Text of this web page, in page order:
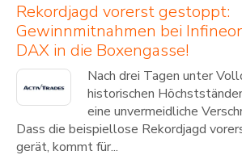
Rekordjagd vorerst gestoppt:
Gewinnmitnahmen bei
DAX in die Boxengasse!
Nach drei Tagen unter
historischen
eine unvermeidliche
Dass die beispiellose Rekordjagd
gerät, kommt für...